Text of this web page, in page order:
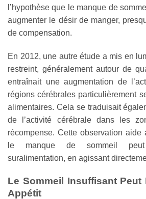
l’hypothèse que le manque de
augmenter le désir de manger,
de compensation.
En 2012, une autre étude a mis en
restreint, généralement autour de
entraînait une augmentation de
régions cérébrales particulièrement
alimentaires. Cela se traduisait
de l’activité cérébrale dans les
récompense. Cette observation aide
le manque de sommeil
suralimentation, en agissant
Le Sommeil Insuffisant Peut
Appétit